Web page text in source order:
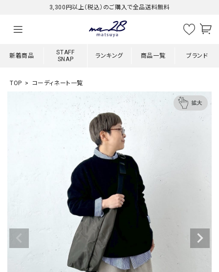
3,300円以上（税込）のご購入で全品送料無料
新着商品
STAFF
SNAP
ランキング 商品一覧 ブランド
TOP コーディネート一覧